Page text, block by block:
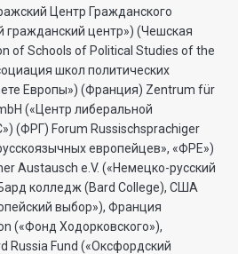
Центр Гражданского
гражданский центр») (Чешская
of Schools of Political Studies of the
школ политических
Европы») (Франция) Zentrum für
(«Центр либеральной
(ФРГ) Forum Russischsprachiger
европейцев», «ФРЕ»)
Austausch e.V. («Немецко-русский
колледж (Bard College), США
выбор»), Франция
(«Фонд Ходорковского»),
Russia Fund («Оксфордский